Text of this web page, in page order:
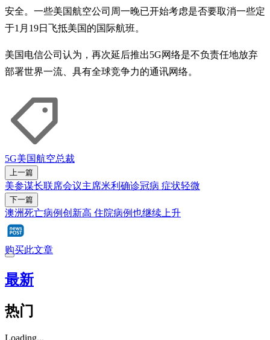
安全。一些美国航空公司周一晚已开始考虑是否要取消一些定
于1月19日飞抵美国的国际航班。
美国电信公司认为，再次延后推出5G网络是不负责任地放弃
部署世界一流、具有全球竞争力的通讯网络。
5G美国航空总裁
上一篇
美参谋长联席会议主席米利确诊冠病 症状轻微
下一篇
澳洲死亡病例创新高 住院病例也继续上升
购买此文章
最新
热门
Loading...